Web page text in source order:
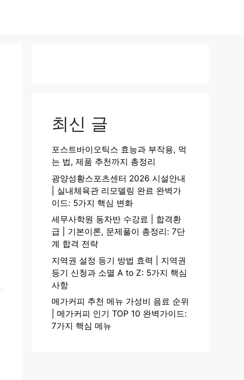
최신 글
포스트바이오틱스 효능과 부작용, 먹
는 법, 제품 추천까지 총정리
광양성황스포츠센터 2026 시설안내
| 실내체육관 리모델링 완료 완벽가
이드: 5가지 핵심 변화
세무사학원 동차반 수강료 | 합격환
급 | 기본이론, 문제풀이 총정리: 7단
계 합격 전략
지역권 설정 등기 방법 효력 | 지역권
등기 신청과 소멸 A to Z: 5가지 핵심
사항
메가커피 추천 메뉴 가성비 음료 순위
| 메가커피 인기 TOP 10 완벽가이드:
7가지 핵심 메뉴